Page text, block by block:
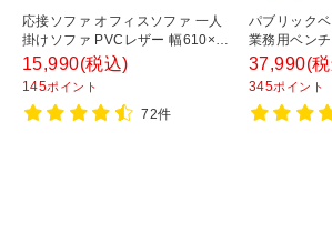
応接ソファ オフィスソファ 一人
掛けソファ PVCレザー 幅610×奥
行610×高さ710mm ベルセア
15,990(税込)
145ポイント
72件
パブリック
業務用ベン
行600×高さ
つき レザー
37,990(
345ポイント